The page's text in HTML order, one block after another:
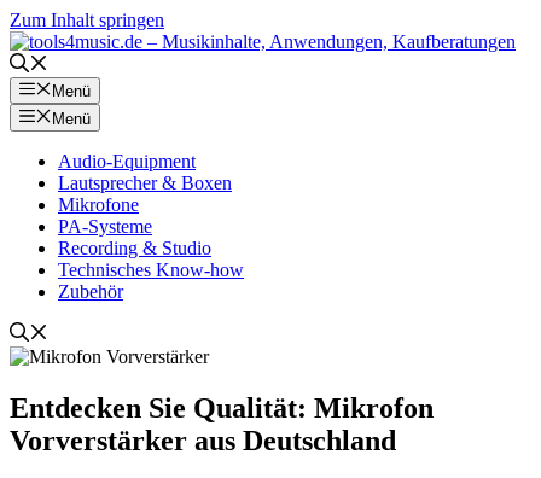
Zum Inhalt springen
Menü
Menü
Audio-Equipment
Lautsprecher & Boxen
Mikrofone
PA-Systeme
Recording & Studio
Technisches Know-how
Zubehör
Entdecken Sie Qualität: Mikrofon
Vorverstärker aus Deutschland